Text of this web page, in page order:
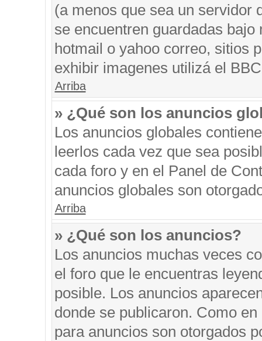
(a menos que sea un servidor
se encuentren guardadas
hotmail o yahoo correo, sitios
exhibir imagenes utilizá el
Arriba
» ¿Qué son los anuncios
Los anuncios globales
leerlos cada vez que sea
cada foro y en el Panel de
anuncios globales son
Arriba
» ¿Qué son los anuncios?
Los anuncios muchas veces
el foro que le encuentras
posible. Los anuncios
donde se publicaron. Como
para anuncios son otorgados